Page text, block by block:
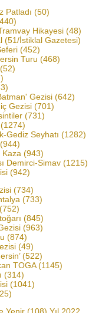
Patladı (50)
Hikayesi (48)
(51/İstiklal Gazetesi)
(452)
Turu (468)
Gezisi (642)
Gezisi (701)
(731)
Gediz Seyhatı (1282)
(943)
Demirci-Simav (1215)
(942)
(734)
(733)
(845)
(963)
(874)
(49)
(522)
TOGA (1145)
(314)
(1041)